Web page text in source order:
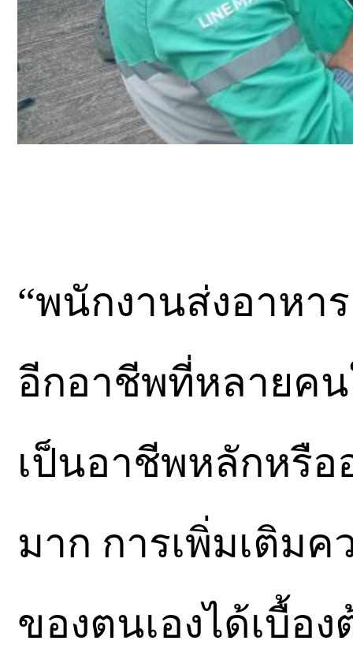
“พนักงานส่งอาหา
อีกอาชีพที่หลายค
เป็นอาชีพหลักหรือ
มาก การเพิ่มเติม
ของตนเองได้เบื้อ